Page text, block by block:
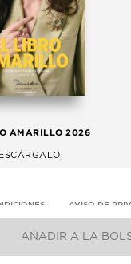
AÑADIR A LA
AMARILLO 2026
AVISO DE